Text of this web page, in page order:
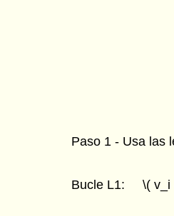
Paso 1 - Usa las
Bucle L1: \( v_i